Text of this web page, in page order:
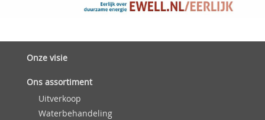
Onze visie
Ons assortiment
Uitverkoop
Waterbehandeling